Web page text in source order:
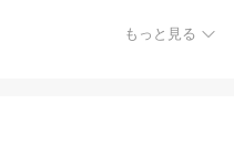
もっと見る